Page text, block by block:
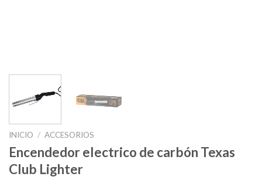
INICIO / ACCESORIOS
Encendedor electrico de carbón Texas
Club Lighter